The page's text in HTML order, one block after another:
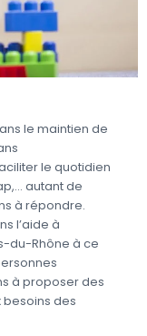
le maintien de
le quotidien
autant de
à répondre.
l’aide à
du-Rhône à ce
à proposer des
des